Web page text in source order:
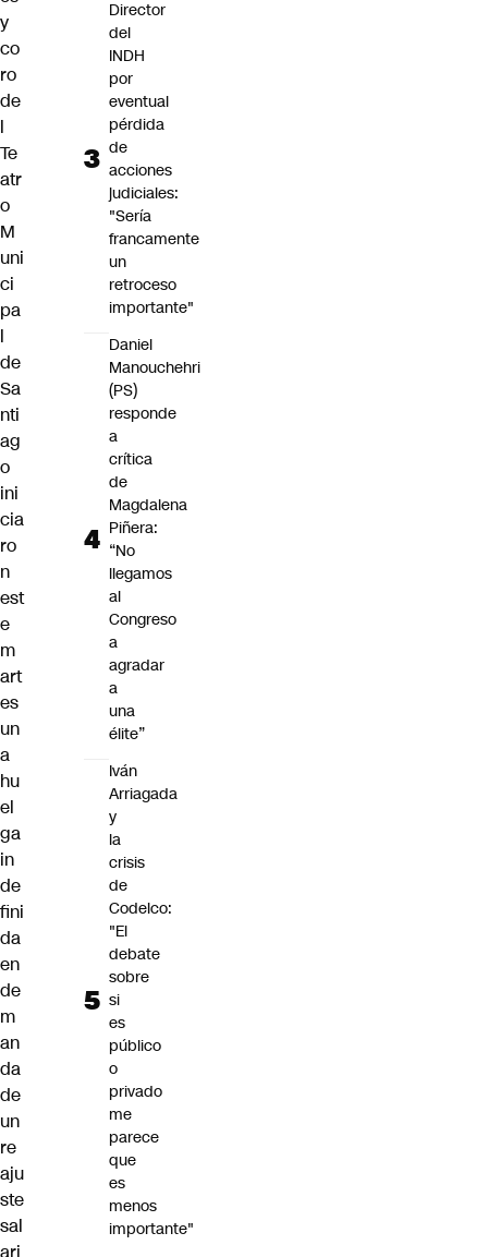
y
co
ro
de
l
Te
atr
o
M
uni
ci
pa
l
de
Sa
nti
ag
o
ini
cia
ro
n
est
e
m
art
es
un
a
hu
el
ga
in
de
fini
da
en
de
m
an
da
de
un
re
aju
ste
sal
ari
Director
del
INDH
por
eventual
pérdida
de
acciones
judiciales:
"Sería
francamente
un
retroceso
importante"
Daniel
Manouchehri
(PS)
responde
a
crítica
de
Magdalena
Piñera:
“No
llegamos
al
Congreso
a
agradar
a
una
élite”
Iván
Arriagada
y
la
crisis
de
Codelco:
"El
debate
sobre
si
es
público
o
privado
me
parece
que
es
menos
importante"